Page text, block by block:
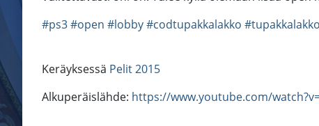
#ps3#open #lobby#codtupakkalakko #tupakkalakko
Keräyksessä Pelit 2015
Alkuperäislähde: https://www.youtube.com/